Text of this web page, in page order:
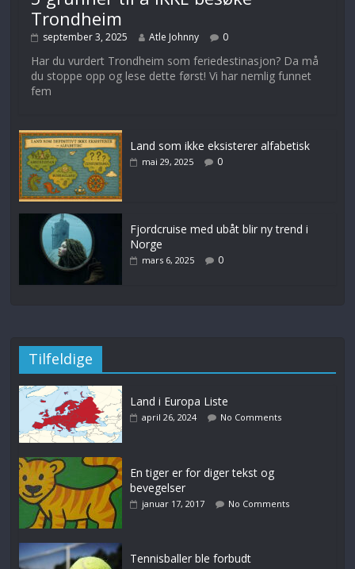
Trondheim
september 3, 2025 Atle Johnny 0
Har du vurdert Trondheim som feriedestinasjon? Da må
du stoppe opp og lese dette først! Vi har nemlig funnet
fem
Land som ikke eksisterer alfabetisk
mai 29, 2025 0
Fjordcruise med ubåt blir ny trend i
Norge
mars 6, 2025 0
Tilfeldige
Land i Europa Liste
april 26, 2024 No Comments
En tiger er for diger tekst og
bevegelser
januar 17, 2017 No Comments
Tennisballer ble forbudt